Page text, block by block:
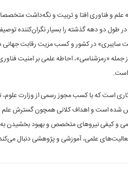
علم و فناوری افتا و تربیت و نگه‌داشت
دو دهه گذشته را بسیار نگران‌کننده
سایبری» در کشور و کسب مزیت رقابت جهانی
جمله «رمزشناسی»، احاطه علمی بر امنیت
است.
است که با کسب مجوز رسمی از وزارت
شریف تأسیس شده‌ است و اهداف کلانی همچون گسترش
و کیفی نیروهای متخصص و بهبود بخشیدن به
علمی، آموزشی و پژوهشی دنبال